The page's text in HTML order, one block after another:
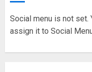
Social menu is not set.
assign it to Social